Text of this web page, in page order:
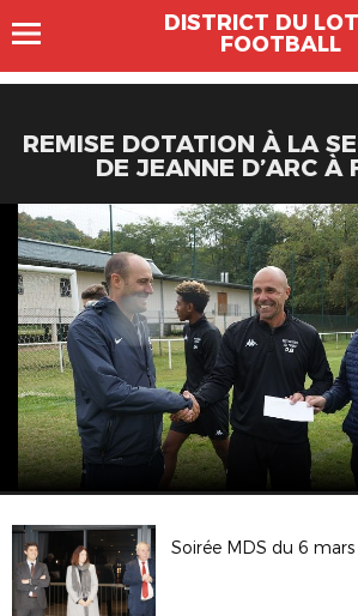
DISTRICT DU
FOOTBALL
REMISE DOTATION À LA
DE JEANNE D’ARC À
Soirée MDS du 6